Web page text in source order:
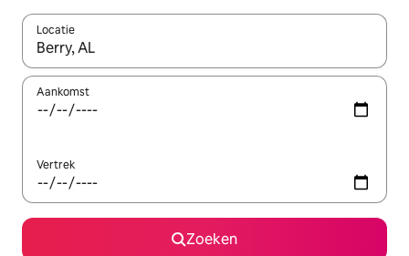
Locatie
Wanneer er resultaten beschikbaar zijn, maak je een keuze
Aankomst
Vertrek
Zoeken